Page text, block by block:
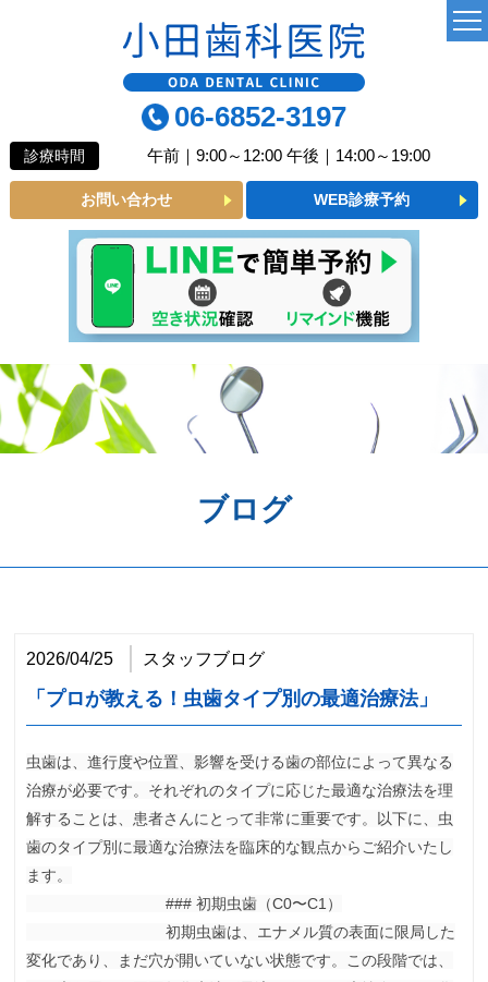
06-6852-3197
診療時間 午前｜9:00～12:00 午後｜14:00～19:00
お問い合わせ WEB診療予約
よくあるご質問
診療MENU
一般歯科
小児歯科
予防歯科
審美メニュー
ホワイトニング
治療の流れ
料金表
アクセス
ブログ
2026/04/25 スタッフブログ
「プロが教える！虫歯タイプ別の最適治療法」
虫歯は、進行度や位置、影響を受ける歯の部位によって異なる
治療が必要です。それぞれのタイプに応じた最適な治療法を理
解することは、患者さんにとって非常に重要です。以下に、虫
歯のタイプ別に最適な治療法を臨床的な観点からご紹介いたし
ます。
                                ### 初期虫歯（C0〜C1）
                                初期虫歯は、エナメル質の表面に限局した
変化であり、まだ穴が開いていない状態です。この段階では、